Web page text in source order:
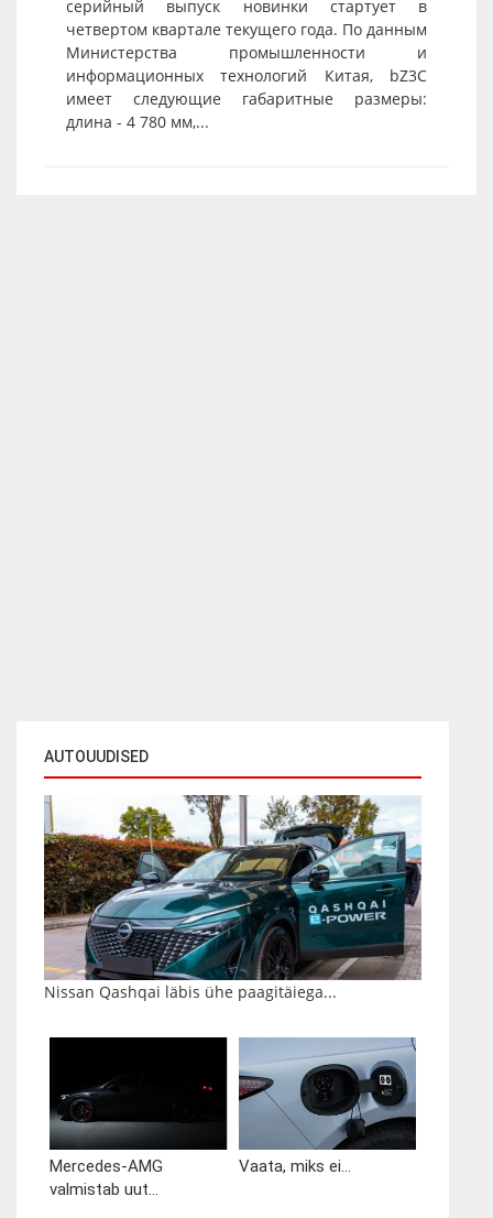
AUTOUUDISED
Nissan Qashqai läbis ühe paagitäiega...
Mercedes-AMG
valmistab uut...
Vaata, miks ei...
серийный выпуск новинки стартует в
четвертом квартале текущего года. По данным
Министерства промышленности и
информационных технологий Китая, bZ3C
имеет следующие габаритные размеры:
длина - 4 780 мм,...